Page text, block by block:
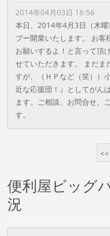
2014年04月03日 16:56
本日、2014年4月3日（木
ブー開業いたします。 お客
お願いするよ！と言って頂
せていただきます。 まだま
すが、（ＨＰなど（笑））
近な応援団！』としてがん
ます。ご相談、お問合せ、
す。
<<
便利屋ビッグ
況